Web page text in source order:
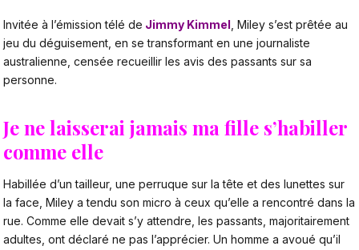
Invitée à l’émission télé de Jimmy Kimmel , Miley s’est prêtée au
jeu du déguisement, en se transformant en une journaliste
australienne, censée recueillir les avis des passants sur sa
personne.
Je ne laisserai jamais ma fille s’habiller
comme elle
Habillée d’un tailleur, une perruque sur la tête et des lunettes sur
la face, Miley a tendu son micro à ceux qu’elle a rencontré dans la
rue. Comme elle devait s’y attendre, les passants, majoritairement
adultes, ont déclaré ne pas l’apprécier. Un homme a avoué qu’il